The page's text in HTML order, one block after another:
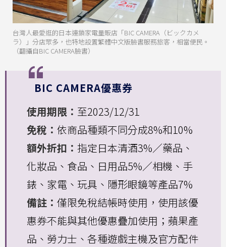
台灣人最愛逛的日本連鎖家電量販店「BIC CAMERA（ビックカメ
ラ）」分店眾多，也特地設置繁體中文版臉書服務旅客，相當便民。
（翻攝自BIC CAMERA臉書）
BIC CAMERA優惠券
使用期限： 至2023/12/31
免稅： 依商品種類不同分成8%和10%
額外折扣： 指定日本清酒3%／藥品、
化妝品、食品、日用品5%／相機、手
錶、家電、玩具、隱形眼鏡等產品7%
備註： 僅限免稅結帳時使用，使用該優
惠券不能與其他優惠疊加使用；蘋果產
品、勞力士、各種遊戲主機及官方配件